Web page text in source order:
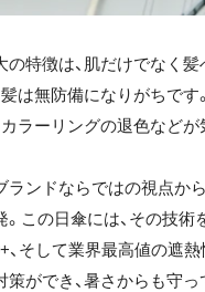
の特徴は、肌だけでなく
髪は無防備になりがちで
カラーリングの退色など
ランドならではの視点か
。この日傘には、その技
、そして業界最高値の遮
ができ、暑さからも守っ